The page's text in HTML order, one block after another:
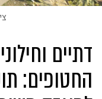
דתיים
החטופים: